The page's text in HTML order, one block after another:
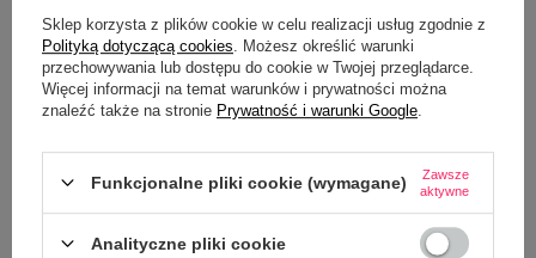
Potrzebujesz pomocy? Masz pytania?
niezwłocznie, najciekawsze pytania i
ZADAJ PYTANIE
Sklep korzysta z plików cookie w celu realizacji usług zgodnie z
Polityką dotyczącą cookies . Możesz określić warunki
przechowywania lub dostępu do cookie w Twojej przeglądarce.
Więcej informacji na temat warunków i prywatności można
znaleźć także na stronie Prywatność i warunki Google
Funkcjonalne pliki cookie (wymagane)
Zawsze
aktywne
Analityczne pliki cookie